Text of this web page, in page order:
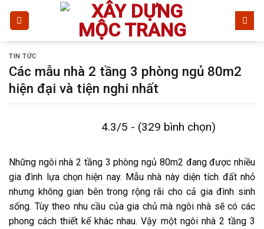
dungTIN TỨC
Các mẫu nhà 2 tầng 3 phòng ngủ 80m2
hiện đại và tiện nghi nhất
4.3/5 - (329 bình chọn)
Những ngôi nhà 2 tầng 3 phòng ngủ 80m2 đang được nhiều
gia đình lựa chọn hiện nay. Mẫu nhà này diện tích đất nhỏ
nhưng không gian bên trong rộng rãi cho cả gia đình sinh
sống. Tùy theo nhu cầu của gia chủ mà ngôi nhà sẽ có các
phong cách thiết kế khác nhau. Vậy một ngôi nhà 2 tầng 3